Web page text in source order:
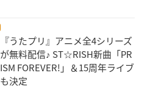
『うたプリ』アニメ全4シリーズ
が無料配信♪ ST☆RISH新曲「PR
ISM FOREVER!」＆15周年ライブ
も決定